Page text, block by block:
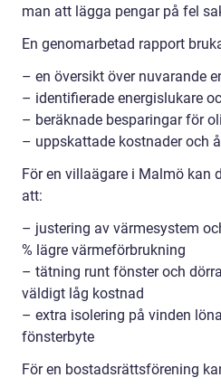
man att lägga pengar på fel
En genomarbetad rapport
– en översikt över nuvarande
– identifierade energislukare
– beräknade besparingar för
– uppskattade kostnader och
För en villaägare i Malmö kan
att:
– justering av värmesystem
% lägre värmeförbrukning
– tätning runt fönster och
väldigt låg kostnad
– extra isolering på vinden
fönsterbyte
För en bostadsrättsförening